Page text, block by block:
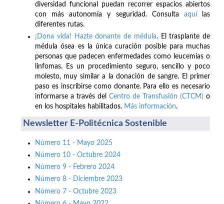
diversidad funcional puedan recorrer espacios abiertos
con más autonomía y seguridad. Consulta aquílas
diferentes rutas.
¡Dona vida! Hazte donante de médula. El trasplante de
médula ósea es la única curación posible para muchas
personas que padecen enfermedades como leucemias o
linfomas. Es un procedimiento seguro, sencillo y poco
molesto, muy similar a la donación de sangre. El primer
paso es inscribirse como donante. Para ello es necesario
informarse a través del Centro de Transfusión (CTCM) o
en los hospitales habilitados. Más información.
Newsletter E-Politécnica Sostenible
Número 11 - Mayo 2025
Número 10 - Octubre 2024
Número 9 - Febrero 2024
Número 8 - Diciembre 2023
Número 7 - Octubre 2023